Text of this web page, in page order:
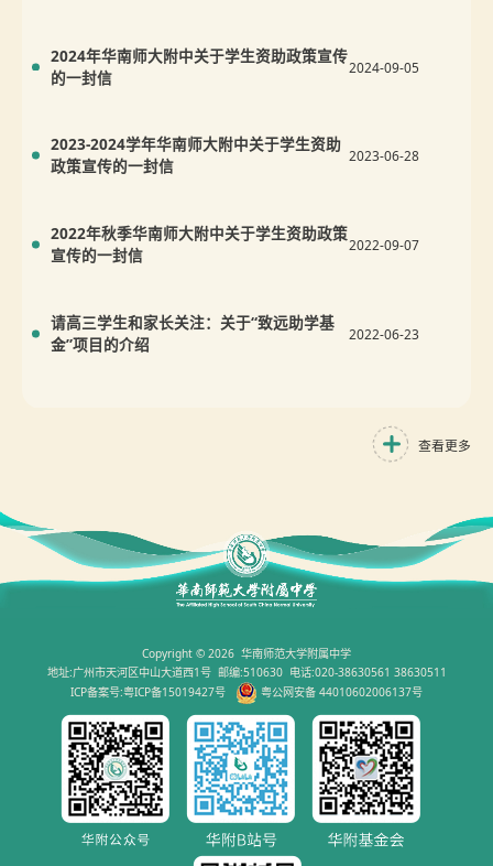
2024年华南师大附中关于学生资助政策宣传
的一封信
2024-09-05
2023-2024学年华南师大附中关于学生资助
政策宣传的一封信
2023-06-28
2022年秋季华南师大附中关于学生资助政策
宣传的一封信
2022-09-07
请高三学生和家长关注：关于“致远助学基
金”项目的介绍
2022-06-23
查看更多
Copyright © 2026 华南师范大学附属中学
地址:广州市天河区中山大道西1号 邮编:510630 电话:020-38630561 38630511
ICP备案号:粤ICP备15019427号
粤公网安备 44010602006137号